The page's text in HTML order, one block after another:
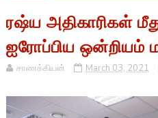
ரஷ்ய அதிகாரிகள்
ஐரோப்பிய ஒன்றியம்
சாணக்கியன் March 03, 2021